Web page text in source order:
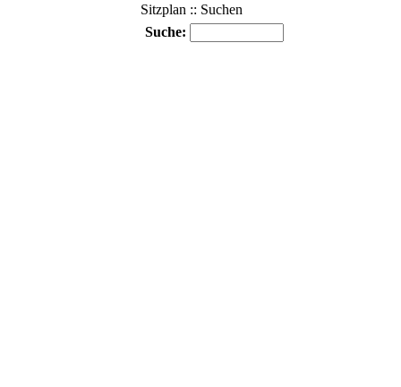
Sitzplan :: Suchen
Suche: